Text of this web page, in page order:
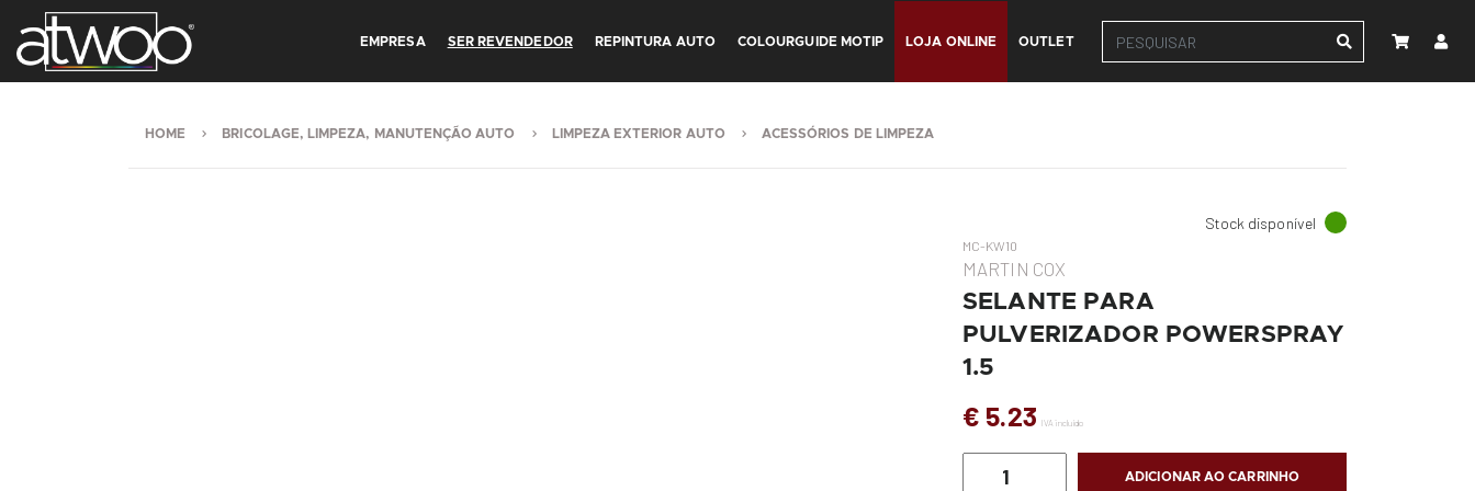
EMPRESA SER REVENDEDOR REPINTURA AUTO COLOURGUIDE MOTIP LOJA ONLINE OUTLET
HOME BRICOLAGE, LIMPEZA, MANUTENÇÃO AUTO LIMPEZA EXTERIOR AUTO ACESSÓRIOS DE LIMPEZA
Stock disponível
MC-KW10
MARTIN COX
SELANTE PARA
PULVERIZADOR POWERSPRAY
1.5
€ 5.23 IVA incluído
ADICIONAR AO CARRINHO